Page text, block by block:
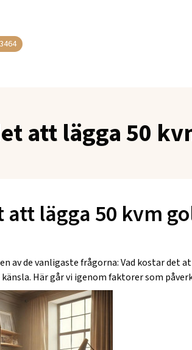
att lägga 50
att lägga 50 kvm
av de vanligaste frågorna:Vad kostar det
Här går vi igenom faktorer som